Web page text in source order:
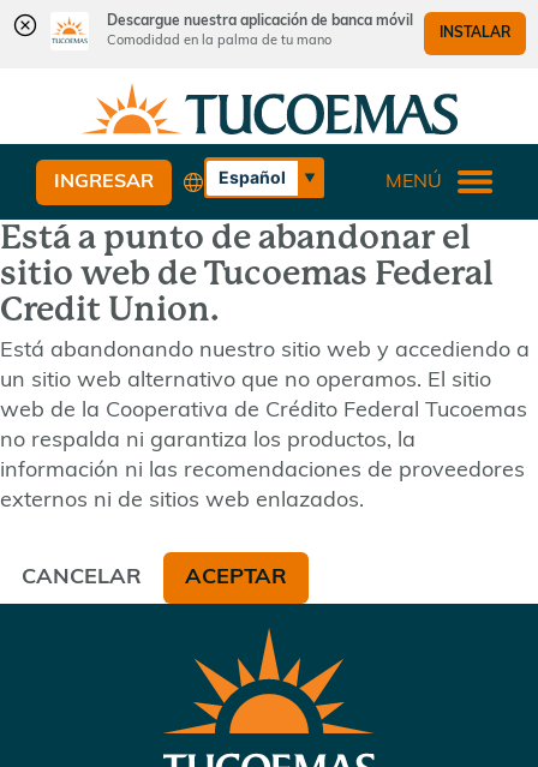
Descargue nuestra aplicación de banca móvil
Comodidad en la palma de tu mano
INSTALAR
contenido
inicio
sesión
de
banca
web
¿Qué
podemos
ayudarle
a
encontrar?
Español
English
INGRESAR MENÚ
Está a punto de abandonar el
sitio web de Tucoemas Federal
Credit Union.
Está abandonando nuestro sitio web y accediendo a
un sitio web alternativo que no operamos. El sitio
web de la Cooperativa de Crédito Federal Tucoemas
no respalda ni garantiza los productos, la
información ni las recomendaciones de proveedores
externos ni de sitios web enlazados.
CANCELAR ACEPTAR